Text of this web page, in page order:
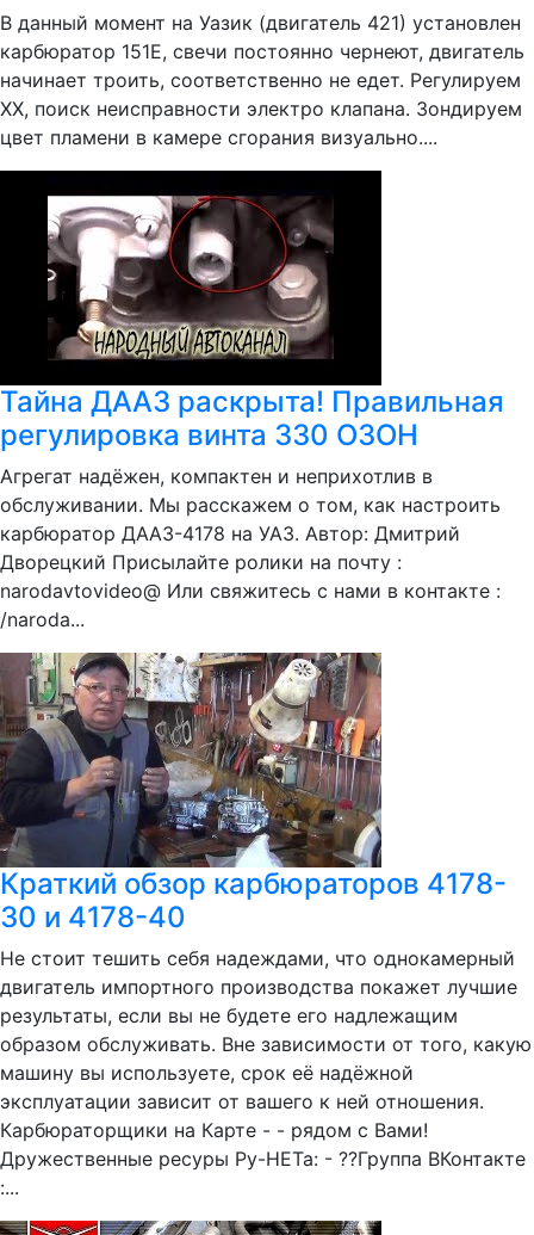
В данный момент на Уазик (двигатель 421) установлен
карбюратор 151Е, свечи постоянно чернеют, двигатель
начинает троить, соответственно не едет. Регулируем
ХХ, поиск неисправности электро клапана. Зондируем
цвет пламени в камере сгорания визуально....
Тайна ДААЗ раскрыта! Правильная
регулировка винта 330 ОЗОН
Агрегат надёжен, компактен и неприхотлив в
обслуживании. Мы расскажем о том, как настроить
карбюратор ДААЗ-4178 на УАЗ. Автор: Дмитрий
Дворецкий Присылайте ролики на почту :
narodavtovideo@ Или свяжитесь с нами в контакте :
/naroda...
Краткий обзор карбюраторов 4178-
30 и 4178-40
Не стоит тешить себя надеждами, что однокамерный
двигатель импортного производства покажет лучшие
результаты, если вы не будете его надлежащим
образом обслуживать. Вне зависимости от того, какую
машину вы используете, срок её надёжной
эксплуатации зависит от вашего к ней отношения.
Карбюраторщики на Карте - - рядом с Вами!
Дружественные ресуры Ру-НЕТа: - ??Группа ВКонтакте
:...